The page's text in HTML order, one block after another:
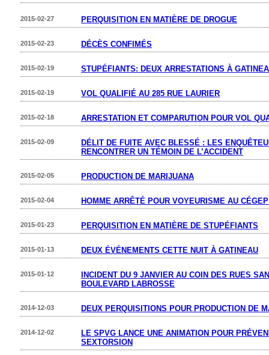
PERQUISITION EN MATIÈRE DE DROGUE
2015-02-27
DÉCÈS CONFIMÉS
2015-02-23
STUPÉFIANTS: DEUX ARRESTATIONS À
2015-02-19
VOL QUALIFIÉ AU 285 RUE LAURIER
2015-02-19
ARRESTATION ET COMPARUTION POUR VOL
2015-02-18
DÉLIT DE FUITE AVEC BLESSÉ : LES
RENCONTRER UN TÉMOIN DE L’ACCIDENT
2015-02-09
PRODUCTION DE MARIJUANA
2015-02-05
HOMME ARRÊTÉ POUR VOYEURISME AU
2015-02-04
PERQUISITION EN MATIÈRE DE STUPÉFIANTS
2015-01-23
DEUX ÉVÉNEMENTS CETTE NUIT À GATINEAU
2015-01-13
INCIDENT DU 9 JANVIER AU COIN DES RUES
BOULEVARD LABROSSE
2015-01-12
DEUX PERQUISITIONS POUR PRODUCTION DE
2014-12-03
LE SPVG LANCE UNE ANIMATION POUR
SEXTORSION
2014-12-02